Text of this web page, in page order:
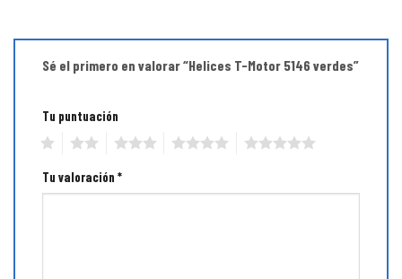
Sé el primero en valorar “Helices T-Motor 5146 verdes”
Tu puntuación
Tu valoración *